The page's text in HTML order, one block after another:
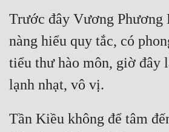
Trước đây Vương Phương
nàng hiểu quy tắc, có
tiểu thư hào môn, giờ đây
Tần Kiều không để tâm